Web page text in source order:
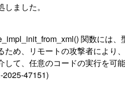
ました。
関数には、
ため、リモートの攻撃者により
して、任意のコードの実行を可
47151)